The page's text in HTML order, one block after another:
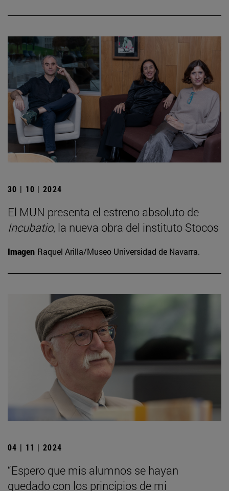
30 | 10 | 2024
El MUN presenta el estreno absoluto de
Incubatio, la nueva obra del instituto Stocos
Imagen Raquel Arilla/Museo Universidad de Navarra.
04 | 11 | 2024
“Espero que mis alumnos se hayan
quedado con los principios de mi